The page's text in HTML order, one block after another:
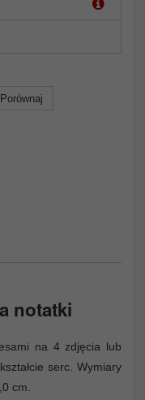
Porównaj
notatki
na 4 zdjęcia lub
serc. Wymiary
cm.